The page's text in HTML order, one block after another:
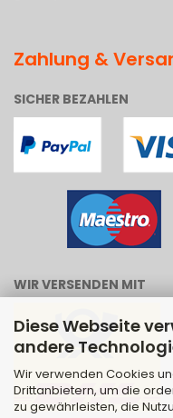
Diese Webseite
andere
Wir verwenden Cookies
Drittanbietern, um die
zu gewährleisten, die
Zahlung &
SICHER BEZAHLEN
WIR VERSENDEN MIT